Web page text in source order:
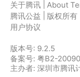
关于腾讯 About
腾讯公益
版权所有
用户协议
版本号: 9.2.5
备案号: 粤B2-
主办者: 深圳市腾讯